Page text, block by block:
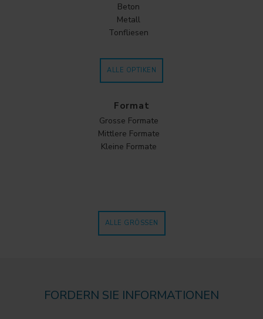
Beton
Metall
Tonfliesen
ALLE OPTIKEN
Format
Grosse Formate
Mittlere Formate
Kleine Formate
ALLE GRÖSSEN
FORDERN SIE INFORMATIONEN